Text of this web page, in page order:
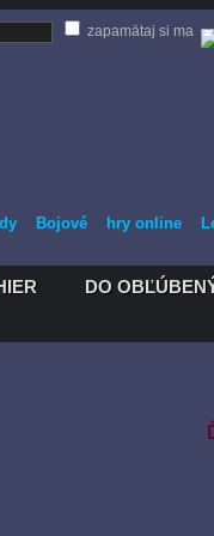
zapamätaj si ma
Bojové hry online
DO
DO